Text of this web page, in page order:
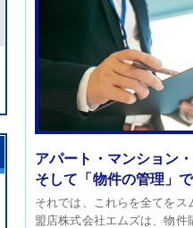
アパート・マンション
そして「物件の管理」
それでは、これらを全てを
盟店株式会社エムズは、物